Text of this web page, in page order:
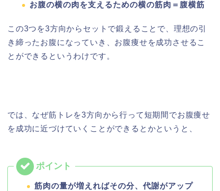
お腹の横の肉を支えるための横の筋肉＝腹横筋
この3つを3方向からセットで鍛えることで、理想の引
き締ったお腹になっていき、お腹痩せを成功させるこ
とができるというわけです。
では、なぜ筋トレを3方向から行って短期間でお腹痩せ
を成功に近づけていくことができるとかというと、
筋肉の量が増えればその分、代謝がアップ